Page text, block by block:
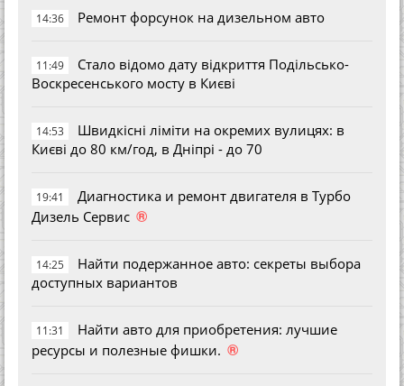
14:36 Ремонт форсунок на дизельном авто
11:49
Стало відомо дату відкриття Подільсько-
Воскресенського мосту в Києві
14:53
Швидкісні ліміти на окремих вулицях: в
Києві до 80 км/год, в Дніпрі - до 70
19:41
Диагностика и ремонт двигателя в Турбо
Дизель Сервис ®
14:25
Найти подержанное авто: секреты выбора
доступных вариантов
11:31
Найти авто для приобретения: лучшие
ресурсы и полезные фишки. ®